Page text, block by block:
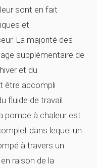
sont en fait
et
La majorité des
supplémentaire de
et du
être accompli
fluide de travail
pompe à chaleur est
dans lequel un
à travers un
raison de la